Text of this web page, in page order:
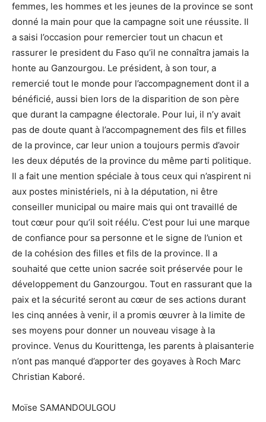
femmes, les hommes et les jeunes de la province se sont
donné la main pour que la campagne soit une réussite. Il
a saisi l’occasion pour remercier tout un chacun et
rassurer le president du Faso qu’il ne connaîtra jamais la
honte au Ganzourgou. Le président, à son tour, a
remercié tout le monde pour l’accompagnement dont il a
bénéficié, aussi bien lors de la disparition de son père
que durant la campagne électorale. Pour lui, il n’y avait
pas de doute quant à l’accompagnement des fils et filles
de la province, car leur union a toujours permis d’avoir
les deux députés de la province du même parti politique.
Il a fait une mention spéciale à tous ceux qui n’aspirent ni
aux postes ministériels, ni à la députation, ni être
conseiller municipal ou maire mais qui ont travaillé de
tout cœur pour qu’il soit réélu. C’est pour lui une marque
de confiance pour sa personne et le signe de l’union et
de la cohésion des filles et fils de la province. Il a
souhaité que cette union sacrée soit préservée pour le
développement du Ganzourgou. Tout en rassurant que la
paix et la sécurité seront au cœur de ses actions durant
les cinq années à venir, il a promis œuvrer à la limite de
ses moyens pour donner un nouveau visage à la
province. Venus du Kourittenga, les parents à plaisanterie
n’ont pas manqué d’apporter des goyaves à Roch Marc
Christian Kaboré.
Moïse SAMANDOULGOU